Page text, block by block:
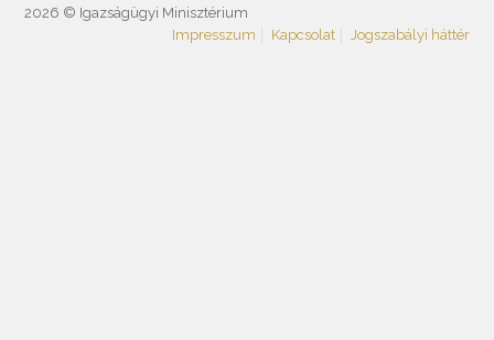
2026 © Igazságügyi Minisztérium
Impresszum
Kapcsolat Jogszabályi háttér